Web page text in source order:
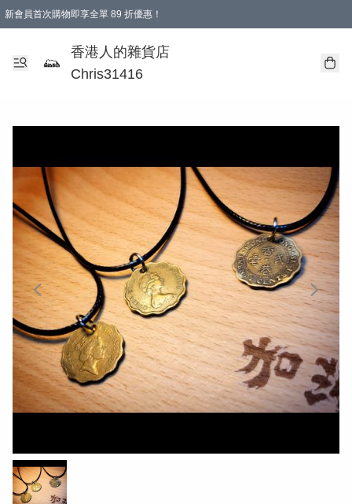
新會員首次購物即享全單 89 折優惠！
購物滿 HKD 499.00即享免運費優惠！（適用於 本地送貨、本地取貨 )
【滿 $300 專屬驚喜：無聲信物（最後一批）】
香港人的雜貨店
Chris31416